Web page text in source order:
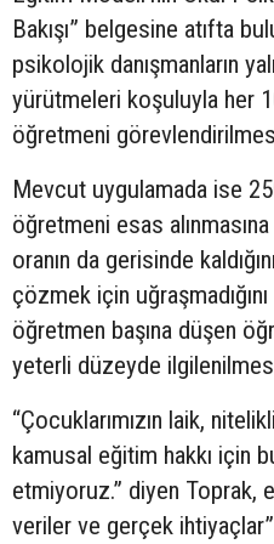
Bakışı” belgesine atıfta
psikolojik danışmanların
yürütmeleri koşuluyla her
öğretmeni
Mevcut uygulamada ise
öğretmeni esas
oranın da gerisinde
çözmek için
öğretmen başına düşen
yeterli düzeyde
“Çocuklarımızın laik,
kamusal eğitim hakkı için
etmiyoruz.” diyen Toprak,
veriler ve gerçek